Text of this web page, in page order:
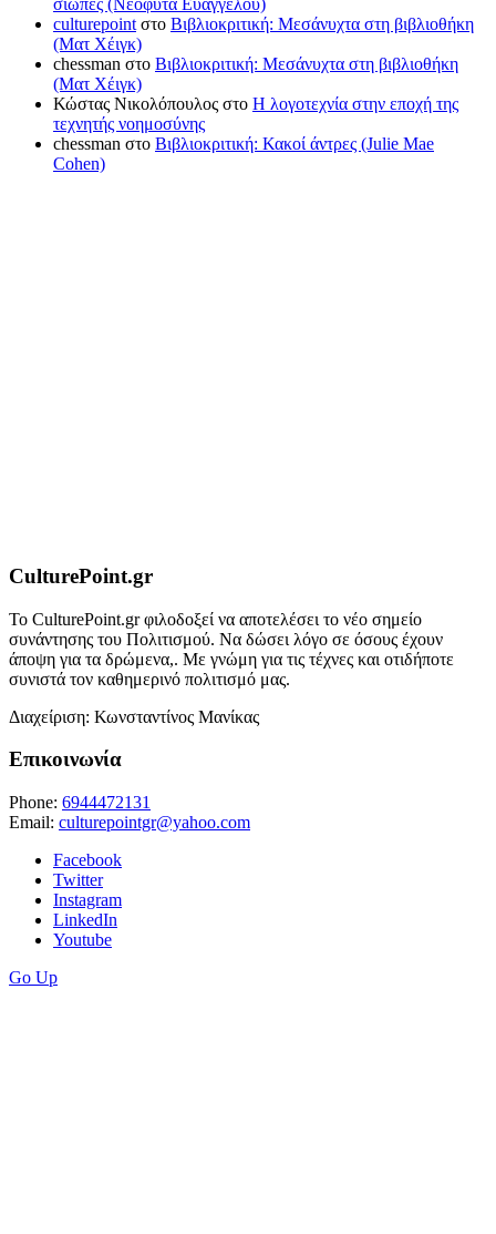
σιωπές (Νεοφύτα Ευαγγέλου)
culturepoint στο Βιβλιοκριτική: Μεσάνυχτα στη βιβλιοθήκη
(Ματ Χέιγκ)
chessman στο Βιβλιοκριτική: Μεσάνυχτα στη βιβλιοθήκη
(Ματ Χέιγκ)
Κώστας Νικολόπουλος στο Η λογοτεχνία στην εποχή της
τεχνητής νοημοσύνης
chessman στο Βιβλιοκριτική: Κακοί άντρες (Julie Mae
Cohen)
CulturePoint.gr
Το CulturePoint.gr φιλοδοξεί να αποτελέσει το νέο σημείο
συνάντησης του Πολιτισμού. Να δώσει λόγο σε όσους έχουν
άποψη για τα δρώμενα,. Με γνώμη για τις τέχνες και οτιδήποτε
συνιστά τον καθημερινό πολιτισμό μας.
Διαχείριση: Κωνσταντίνος Μανίκας
Επικοινωνία
Phone: 6944472131
Email: culturepointgr@yahoo.com
Facebook
Twitter
Instagram
LinkedIn
Youtube
Go Up